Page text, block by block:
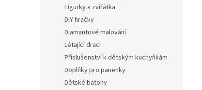
Figurky a zvířátka
DIY hračky
Diamantové malování
Létající draci
Příslušenství k dětským kuchyňkám
Doplňky pro panenky
Dětské batohy